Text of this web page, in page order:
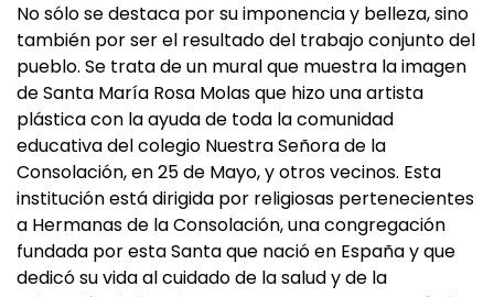
No sólo se destaca por su imponencia y belleza, sino
también por ser el resultado del trabajo conjunto del
pueblo. Se trata de un mural que muestra la imagen
de Santa María Rosa Molas que hizo una artista
plástica con la ayuda de toda la comunidad
educativa del colegio Nuestra Señora de la
Consolación, en 25 de Mayo, y otros vecinos. Esta
institución está dirigida por religiosas pertenecientes
a Hermanas de la Consolación, una congregación
fundada por esta Santa que nació en España y que
dedicó su vida al cuidado de la salud y de la